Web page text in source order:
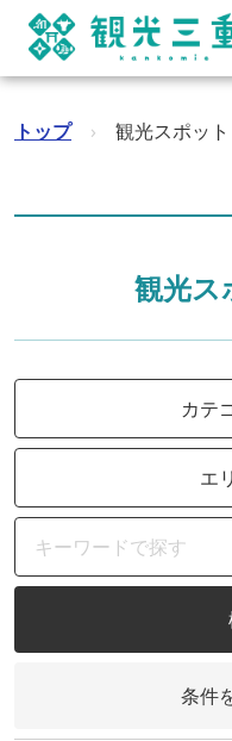
トップ › 観光スポット
観光ス
カテ
エ
条件